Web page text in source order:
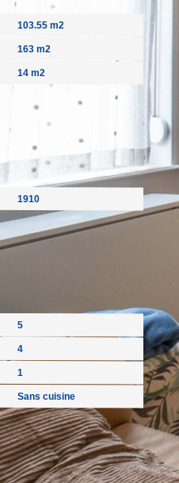
103.55 m2
163 m2
14 m2
1910
5
4
1
Sans cuisine